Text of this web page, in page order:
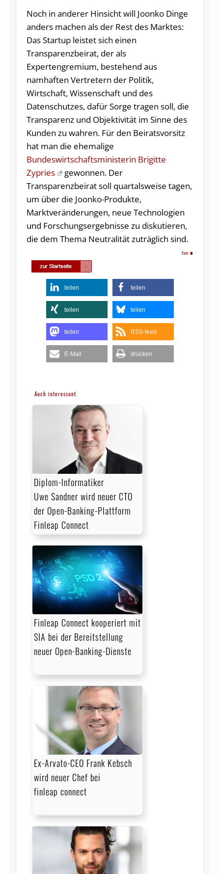
Noch in anderer Hinsicht will Joonko Dinge
anders machen als der Rest des Marktes:
Das Startup leistet sich einen
Transparenzbeirat, der als
Expertengremium, bestehend aus
namhaften Vertretern der Politik,
Wirtschaft, Wissenschaft und des
Datenschutzes, dafür Sorge tragen soll, die
Transparenz und Objektivität im Sinne des
Kunden zu wahren. Für den Beiratsvorsitz
hat man die ehemalige
Bundeswirtschaftsministerin Brigitte
Zypries
gewonnen. Der
Transparenzbeirat soll quartalsweise tagen,
um über die Joonko-Produkte,
Marktveränderungen, neue Technologien
und Forschungsergebnisse zu diskutieren,
die dem Thema Neutralität zuträglich sind.
tw
teilen teilen
teilen teilen
teilen RSS-feed
E-Mail drucken
Auch interessant
Diplom-Informatiker
Uwe Sandner wird neuer CTO
der Open-Banking-Plattform
Finleap Connect
Finleap Connect kooperiert mit
SIA bei der Bereitstellung
neuer Open-Banking-Dienste
Ex-Arvato-CEO Frank Kebsch
wird neuer Chef bei
finleap connect